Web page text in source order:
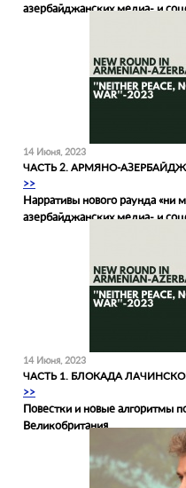
азербайджанских медиа- и
14 Июня, 2023
ЧАСТЬ 2. АРМЯНО-
>>
Нарративы нового раунда «‎ни
азербайджанских медиа- и
14 Июня, 2023
ЧАСТЬ 1. БЛОКАДА
>>
Повестки и новые алгоритмы
Великобритания